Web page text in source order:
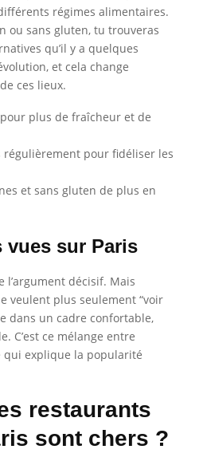
régimes alimentaires.
ou sans gluten, tu trouveras
qu’il y a quelques
et cela change
ces lieux.
plus de fraîcheur et de
régulièrement pour fidéliser les
et sans gluten de plus en
vues sur Paris
l’argument décisif. Mais
veulent plus seulement “voir
dans un cadre confortable,
C’est ce mélange entre
qui explique la popularité
restaurants
sont chers ?